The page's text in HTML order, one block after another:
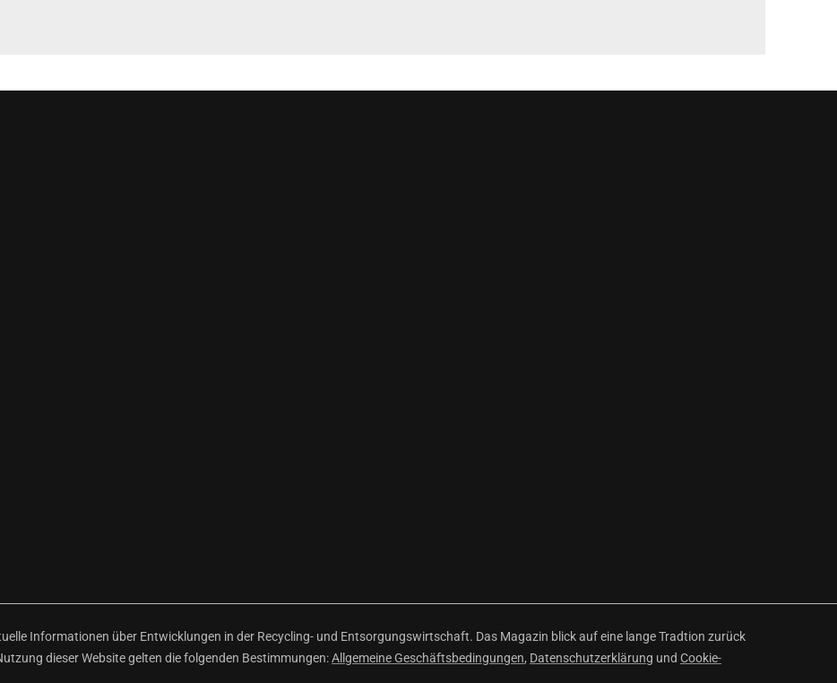
Informationen über Entwicklungen in der Recycling- und Entsorgungswirtschaft. Das Magazin blick auf eine lange Tradtion zurück
dieser Website gelten die folgenden Bestimmungen:Allgemeine Geschäftsbedingungen, Datenschutzerklärung und Cookie-